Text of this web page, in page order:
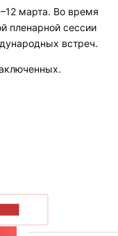
марта. Во время
пленарной сессии
встреч.